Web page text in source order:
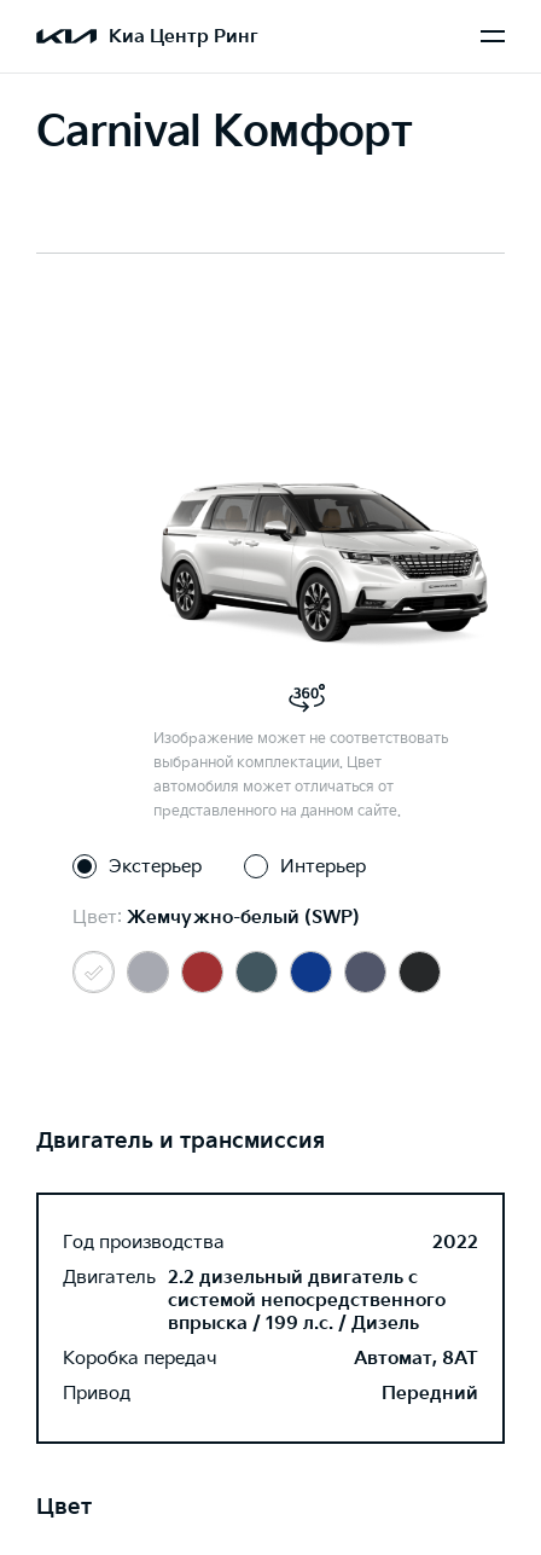
Киа Центр Ринг
Carnival Комфорт
Изображение может не соответствовать
выбранной комплектации. Цвет
автомобиля может отличаться от
представленного на данном сайте.
Экстерьер Интерьер
Цвет: Жемчужно-белый (SWP)
Двигатель и трансмиссия
Год производства
2022
Двигатель 2.2 дизельный двигатель с
системой непосредственного
впрыска / 199 л.с. / Дизель
Коробка передач
Автомат, 8AT
Привод
Передний
Цвет